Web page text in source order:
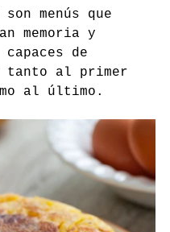
menús que
memoria y
de
tanto al primer
al último.